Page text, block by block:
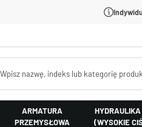
ARMATURA
PRZEMYSŁOWA
(WYSOKIE